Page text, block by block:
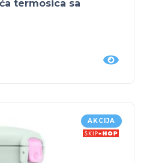
termosica sa
AKCIJA